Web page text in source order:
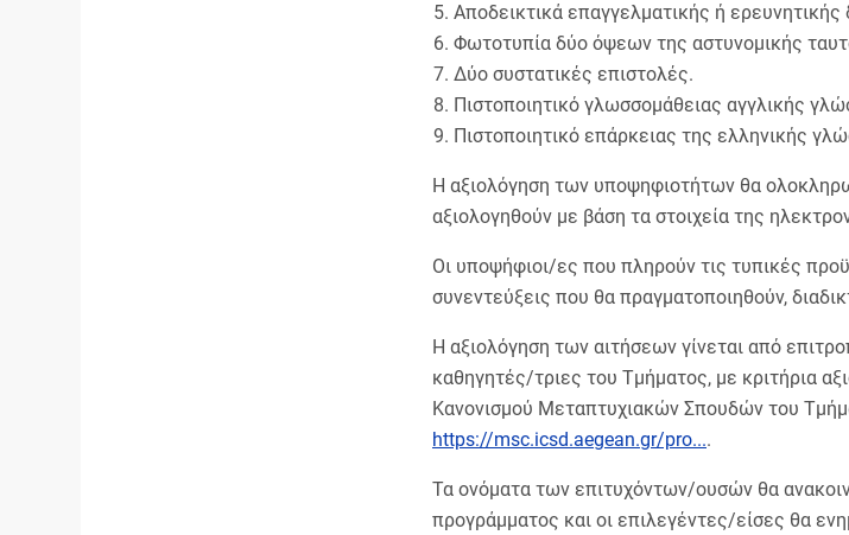
Αποδεικτικά επαγγελματικής ή
Φωτοτυπία δύο όψεων της αστυνομικής
Δύο συστατικές επιστολές.
Πιστοποιητικό γλωσσομάθειας αγγλικής
Πιστοποιητικό επάρκειας της ελληνικής
Η αξιολόγηση των υποψηφιοτήτων θα
αξιολογηθούν με βάση τα στοιχεία της
Οι υποψήφιοι/ες που πληρούν τις τυπικές
συνεντεύξεις που θα πραγματοποιηθούν,
Η αξιολόγηση των αιτήσεων γίνεται από
καθηγητές/τριες του Τμήματος, με κριτήρια
Κανονισμού Μεταπτυχιακών Σπουδών του
https://msc.icsd.aegean.gr/pro....
Τα ονόματα των επιτυχόντων/ουσών θα
προγράμματος και οι επιλεγέντες/είσες θα